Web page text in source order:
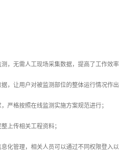
，无需人工现场采集数据，提高了工作效
，让用户对被监测部位的整体运行情况作出
严格按照在线监测实施方案规范进行；
上传相关工程资料；
化管理，相关人员可以通过不同权限登入